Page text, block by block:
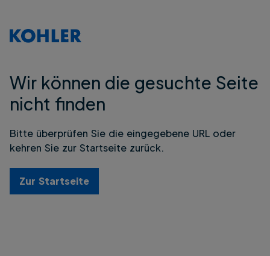
Wir können die gesuchte Seite
nicht finden
Bitte überprüfen Sie die eingegebene URL oder
kehren Sie zur Startseite zurück.
Zur Startseite